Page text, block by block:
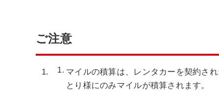
ご注意
マイルの積算は、レンタカーを契約さ
とり様にのみマイルが積算されます。